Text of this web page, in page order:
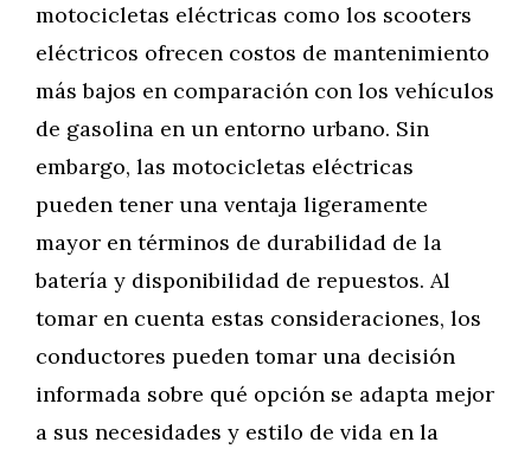
motocicletas eléctricas como los scooters
eléctricos ofrecen costos de mantenimiento
más bajos en comparación con los vehículos
de gasolina en un entorno urbano. Sin
embargo, las motocicletas eléctricas
pueden tener una ventaja ligeramente
mayor en términos de durabilidad de la
batería y disponibilidad de repuestos. Al
tomar en cuenta estas consideraciones, los
conductores pueden tomar una decisión
informada sobre qué opción se adapta mejor
a sus necesidades y estilo de vida en la